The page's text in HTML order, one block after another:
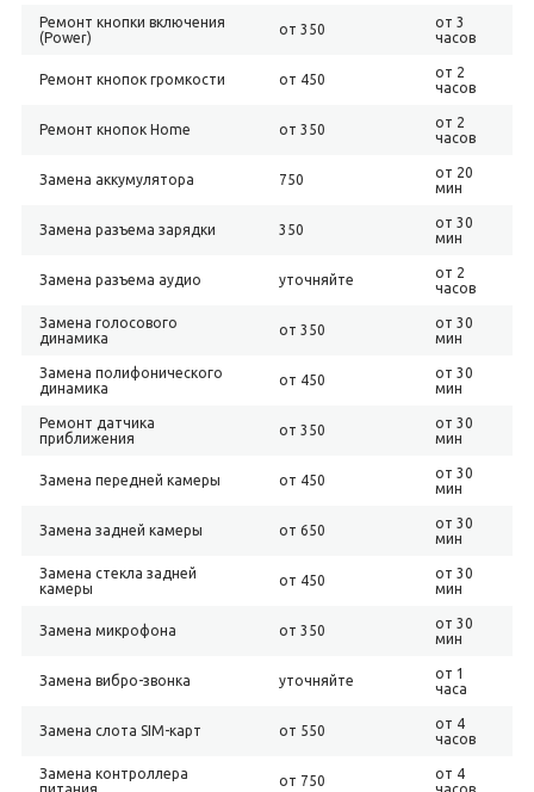
Ремонт кнопки включения
(Power)
от 350
от 3
часов
Ремонт кнопок громкости от 450
от 2
часов
Ремонт кнопок Home от 350
от 2
часов
Замена аккумулятора 750
от 20
мин
Замена разъема зарядки 350
от 30
мин
Замена разъема аудио уточняйте
от 2
часов
Замена голосового
динамика
от 350
от 30
мин
Замена полифонического
динамика
от 450
от 30
мин
Ремонт датчика
приближения
от 350
от 30
мин
Замена передней камеры от 450
от 30
мин
Замена задней камеры от 650
от 30
мин
Замена стекла задней
камеры
от 450
от 30
мин
Замена микрофона от 350
от 30
мин
Замена вибро-звонка уточняйте
от 1
часа
Замена слота SIM-карт от 550
от 4
часов
Замена контроллера
от 750
от 4